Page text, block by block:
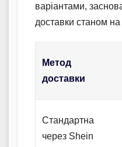
варіантами,
доставки станом на
Метод
доставки
Стандартна
через Shein